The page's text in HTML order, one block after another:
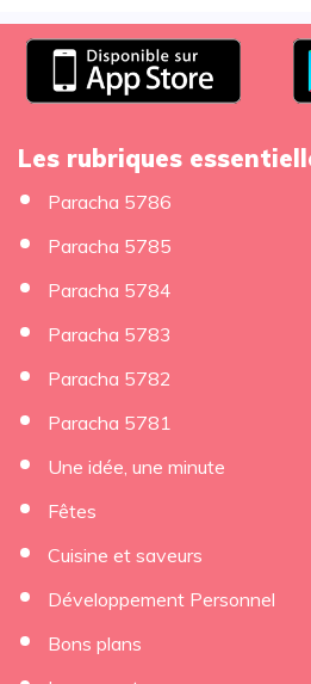
Les rubriques
Paracha 5786
Paracha 5785
Paracha 5784
Paracha 5783
Paracha 5782
Paracha 5781
Une idée, une minute
Fêtes
Cuisine et saveurs
Développement Personnel
Bons plans